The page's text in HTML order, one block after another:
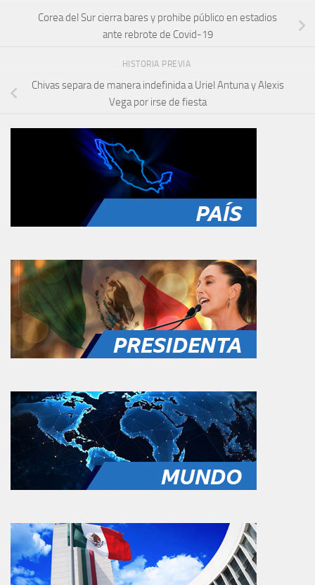
Corea del Sur cierra bares y prohibe público en estadios
ante rebrote de Covid-19
HISTORIA PREVIA
Chivas separa de manera indefinida a Uriel Antuna y Alexis
Vega por irse de fiesta